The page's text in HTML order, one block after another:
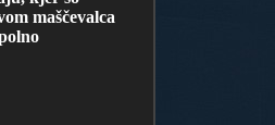
maščevalca